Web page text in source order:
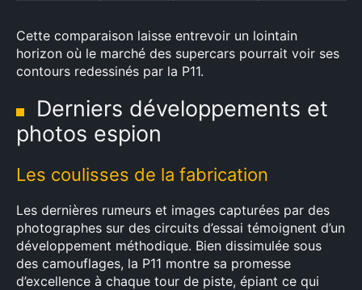
Cette comparaison laisse entrevoir un lointain
horizon où le marché des supercars pourrait voir ses
contours redessinés par la P11.
Derniers développements et
photos espion
Les coulisses de la fabrication
Les dernières rumeurs et images capturées par des
photographes sur des circuits d’essai témoignent d’un
développement méthodique. Bien dissimulée sous
des camouflages, la P11 montre sa promesse
d’excellence à chaque tour de piste, épiant ce qui